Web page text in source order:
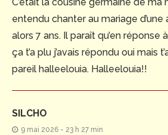
C’était la cousine germaine de ma
entendu chanter au mariage d’une
alors 7 ans. Il paraît qu’en réponse
ça t’a plu j’avais répondu oui mais
pareil halleelouia. Halleelouia!!
SILCHO
9 mai 2026 - 23 h 27 min